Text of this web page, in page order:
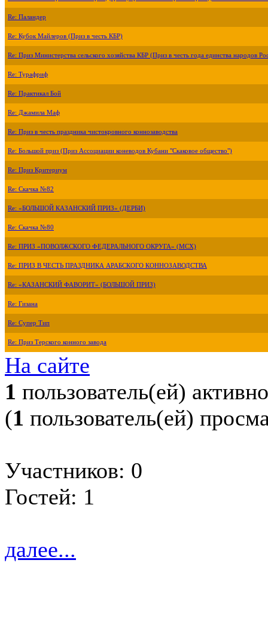
Re: Паландер
Re: Кубок Майлеров (Приз в честь КБР)
Re: Приз Министерства сельского хозяйства КБР (Приз в честь года единства народов
Re: Турафриф
Re: Практикал Бой
Re: Джамила Маф
Re: Приз в честь праздника чистокровного коннозаводства
Re: Большой приз (Приз Ассоциации коневодов Кубани "Скаковое общество")
Re: Приз Критериум
Re: Скачка №82
Re: «БОЛЬШОЙ КАЗАНСКИЙ ПРИЗ» (ДЕРБИ)
Re: Скачка №80
Re: ПРИЗ «ПОВОЛЖСКОГО ФЕДЕРАЛЬНОГО ОКРУГА» (МСХ)
Re: ПРИЗ В ЧЕСТЬ ПРАЗДНИКА АРАБСКОГО КОННОЗАВОДСТВА
Re: «КАЗАНСКИЙ ФАВОРИТ» (БОЛЬШОЙ ПРИЗ)
Re: Гизана
Re: Супер Тип
Re: Приз Терского конного завода
На сайте
1 пользователь(ей) активно
(1 пользователь(ей)
Участников: 0
Гостей: 1
далее...